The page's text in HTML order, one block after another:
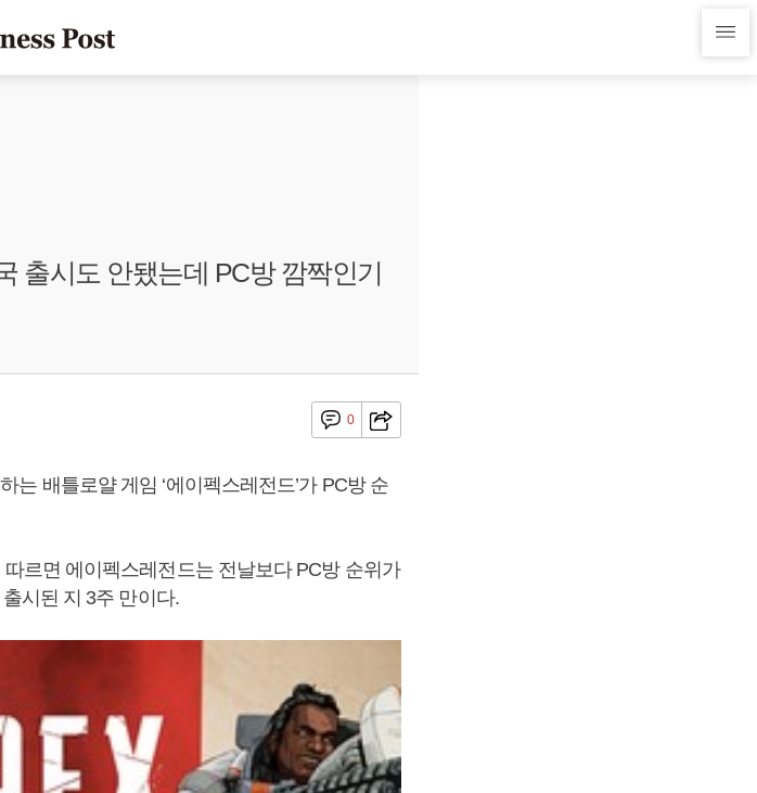
출시도 안됐는데 PC방 깜짝인기
0
는 배틀로얄 게임 ‘에이펙스레전드’가 PC방 순
르면 에이펙스레전드는 전날보다 PC방 순위가
시된 지 3주 만이다.